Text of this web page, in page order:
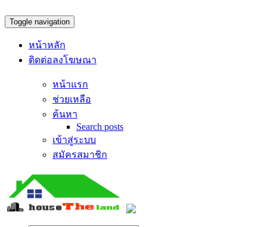
Toggle navigation
หน้าหลัก
ติดต่อลงโฆษณา
หน้าแรก
ช่วยเหลือ
ค้นหา
Search posts
เข้าสู่ระบบ
สมัครสมาชิก